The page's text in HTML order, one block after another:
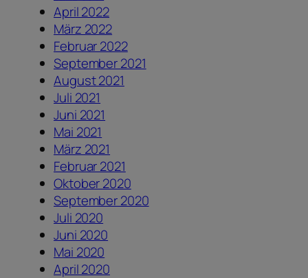
April 2022
März 2022
Februar 2022
September 2021
August 2021
Juli 2021
Juni 2021
Mai 2021
März 2021
Februar 2021
Oktober 2020
September 2020
Juli 2020
Juni 2020
Mai 2020
April 2020